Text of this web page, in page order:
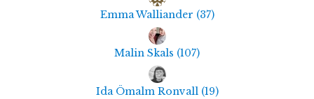
Emma Walliander (37)
Malin Skals (107)
Ida Ömalm Ronvall (19)